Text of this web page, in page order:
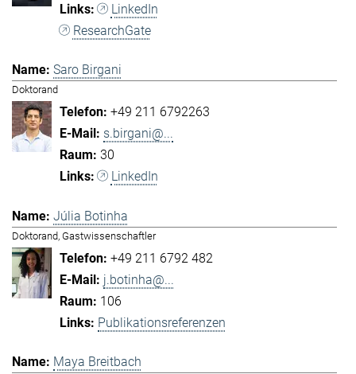
LinkedIn
ResearchGate
Saro Birgani
Doktorand
+49 211 6792263
s.birgani@...
30
LinkedIn
Júlia Botinha
Doktorand, Gastwissenschaftler
+49 211 6792 482
j.botinha@...
106
Publikationsreferenzen
Maya Breitbach